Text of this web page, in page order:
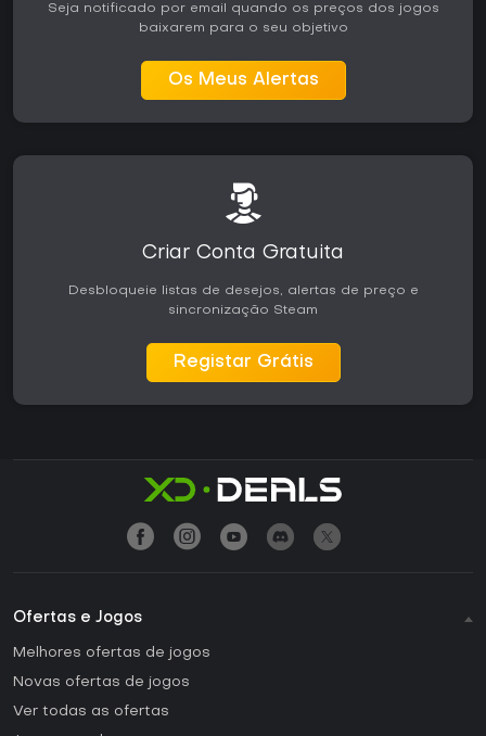
Seja notificado por email quando os preços dos jogos
baixarem para o seu objetivo
Os Meus Alertas
Criar Conta Gratuita
Desbloqueie listas de desejos, alertas de preço e
sincronização Steam
Registar Grátis
Ofertas e Jogos
Melhores ofertas de jogos
Novas ofertas de jogos
Ver todas as ofertas